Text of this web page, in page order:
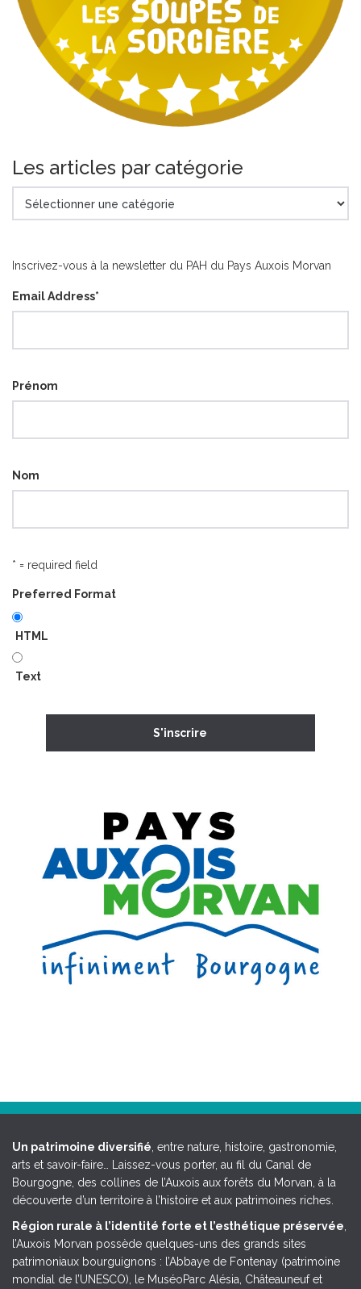
Les articles par catégorie
articles
Inscrivez-vous à la newsletter du PAH du Pays Auxois Morvan
Email Address*
Prénom
Nom
* = required field
Preferred Format
HTML
Text
Un patrimoine diversifié, entre nature, histoire, gastronomie,
arts et savoir-faire… Laissez-vous porter, au fil du Canal de
Bourgogne, des collines de l’Auxois aux forêts du Morvan, à la
découverte d’un territoire à l’histoire et aux patrimoines riches.
Région rurale à l’identité forte et l’esthétique préservée,
l’Auxois Morvan possède quelques-uns des grands sites
patrimoniaux bourguignons : l’Abbaye de Fontenay (patrimoine
mondial de l’UNESCO), le MuséoParc Alésia, Châteauneuf et